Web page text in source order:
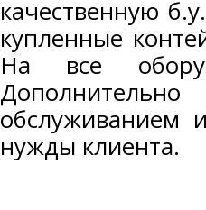
качественную
купленные
На все
обслуживанием
нужды клиента.